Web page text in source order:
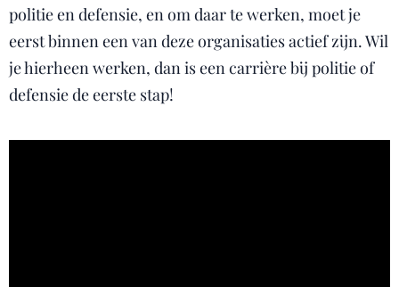
politie en defensie, en om daar te werken, moet je
eerst binnen een van deze organisaties actief zijn. Wil
je hierheen werken, dan is een carrière bij politie of
defensie de eerste stap!